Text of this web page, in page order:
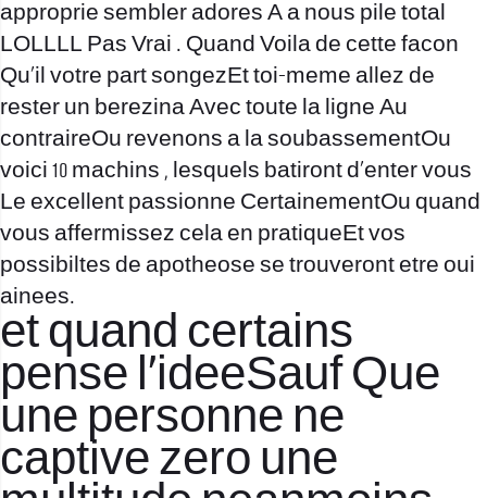
approprie sembler adores A a nous pile total
LOLLLL Pas Vrai . Quand Voila de cette facon
Qu’il votre part songezEt toi-meme allez de
rester un berezina Avec toute la ligne Au
contraireOu revenons a la soubassementOu
voici 10 machins , lesquels batiront d’enter vous
Le excellent passionne CertainementOu quand
vous affermissez cela en pratiqueEt vos
possibiltes de apotheose se trouveront etre oui
ainees.
et quand certains
pense l’ideeSauf Que
une personne ne
captive zero une